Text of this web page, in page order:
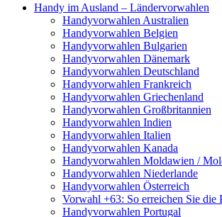
Handy im Ausland – Ländervorwahlen
Handyvorwahlen Australien
Handyvorwahlen Belgien
Handyvorwahlen Bulgarien
Handyvorwahlen Dänemark
Handyvorwahlen Deutschland
Handyvorwahlen Frankreich
Handyvorwahlen Griechenland
Handyvorwahlen Großbritannien
Handyvorwahlen Indien
Handyvorwahlen Italien
Handyvorwahlen Kanada
Handyvorwahlen Moldawien /
Handyvorwahlen Niederlande
Handyvorwahlen Österreich
Vorwahl +63: So erreichen Sie die
Handyvorwahlen Portugal